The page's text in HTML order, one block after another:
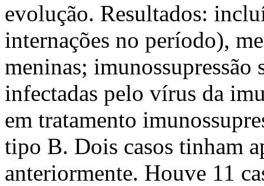
evolução. Resultados:
internações no período),
meninas; imunossupressão
infectadas pelo vírus da
em tratamento
tipo B. Dois casos tinham
anteriormente. Houve 11